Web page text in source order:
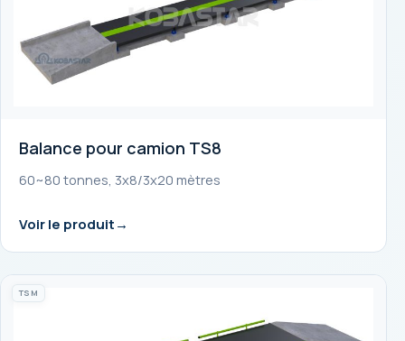
Balance pour camion TS8
60~80 tonnes, 3x8/3x20 mètres
Voir le produit
TSM